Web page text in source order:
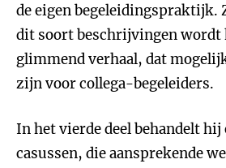
de eigen begeleidingspraktijk.
dit soort beschrijvingen wordt
glimmend verhaal, dat
zijn voor collega-begeleiders.
In het vierde deel behandelt hij
casussen, die aansprekende